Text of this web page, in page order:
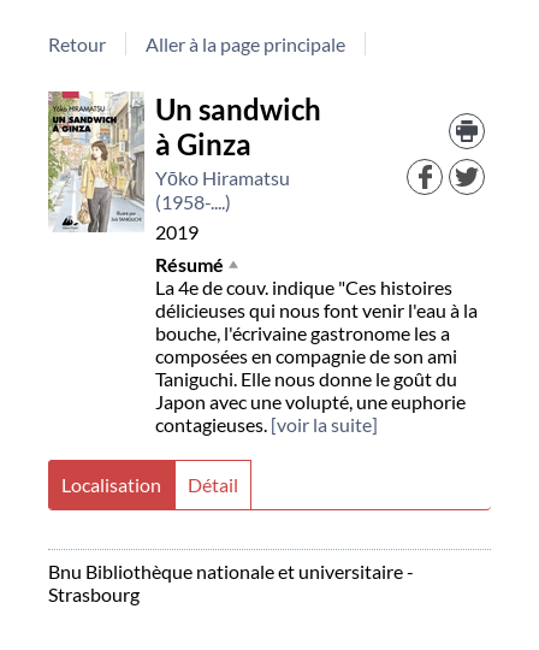
Retour Aller à la page principale
Détail
document
Un sandwich
à Ginza
Yōko Hiramatsu
(1958-....)
2019
Résumé
La 4e de couv. indique "Ces histoires
délicieuses qui nous font venir l'eau à la
bouche, l'écrivaine gastronome les a
composées en compagnie de son ami
Taniguchi. Elle nous donne le goût du
Japon avec une volupté, une euphorie
contagieuses. [voir la suite]
Localisation Détail
Bnu Bibliothèque nationale et universitaire -
Strasbourg